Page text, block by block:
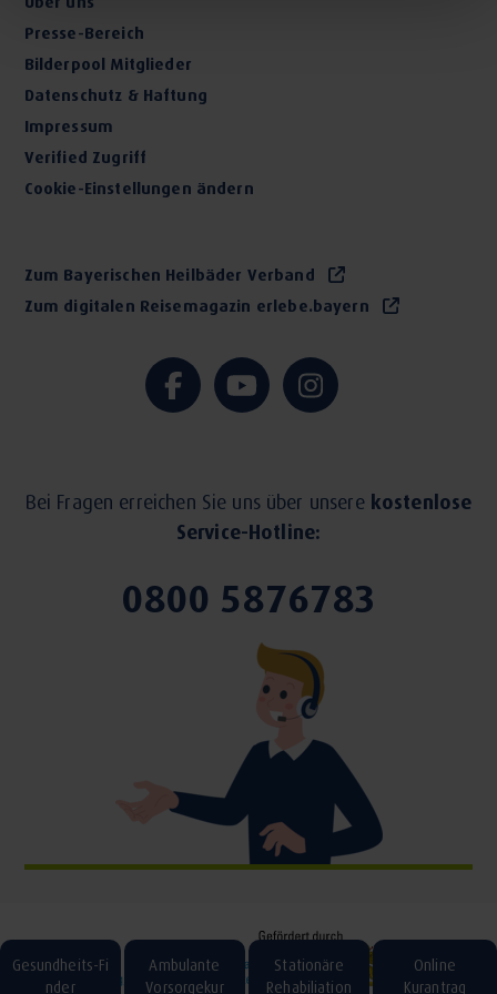
Gesundheits-Fi
nder
Ambulante
Vorsorgekur
Stationäre
Rehabiliation
Online
Kurantrag
Presse-Bereich
Bilderpool Mitglieder
Datenschutz & Haftung
Impressum
Verified Zugriff
Cookie-Einstellungen ändern
Zum Bayerischen Heilbäder Verband
Zum digitalen Reisemagazin erlebe.bayern
Bei Fragen erreichen Sie uns über unsere kostenlose
Service-Hotline:
0800 5876783